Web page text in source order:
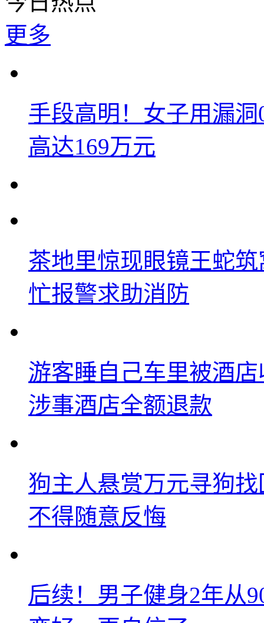
更多
手段高明！女子用漏
高达169万元
茶地里惊现眼镜王蛇
忙报警求助消防
游客睡自己车里被酒
涉事酒店全额退款
狗主人悬赏万元寻狗
不得随意反悔
后续！男子健身2年从